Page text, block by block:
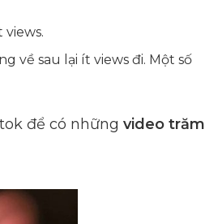
về sau lại ít views đi. Một số
để có những video trăm